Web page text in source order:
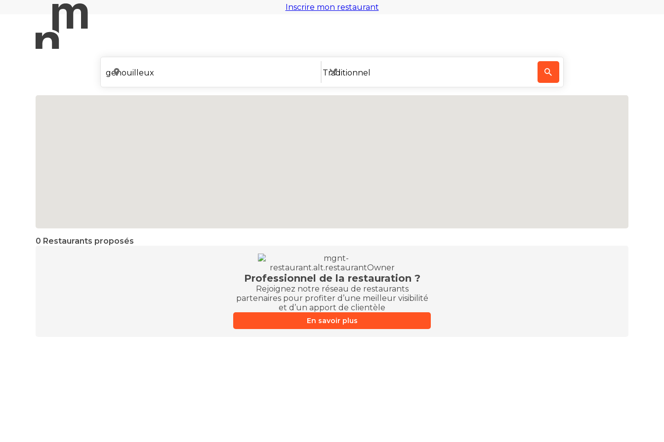
Inscrire mon restaurant
0 Restaurants proposés
Professionnel de la restauration ?
Rejoignez notre réseau de restaurants
partenaires pour profiter d’une meilleur visibilité
et d’un apport de clientèle
En savoir plus